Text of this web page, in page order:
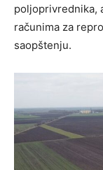
poljoprivrednika,
računima za
saopštenju.